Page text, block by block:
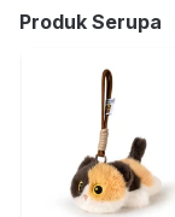
Produk Serupa